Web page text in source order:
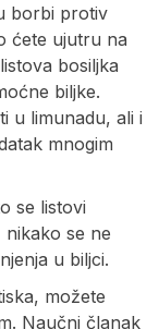
borbi protiv
ćete ujutru na
bosiljka
biljke.
u limunadu, ali i
mnogim
se listovi
se ne
u biljci.
možete
Naučni članak